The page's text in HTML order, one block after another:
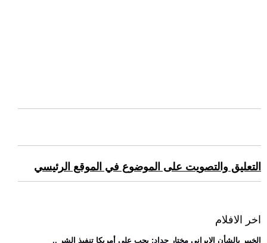
التعليق والتصويت على الموضوع في الموقع الرئيسي
اخر الافلام
.. الخبير بالشأن الإيراني مختار حداد: يجب على أمريكا تنفيذ الشر